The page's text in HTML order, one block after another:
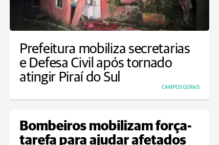
Prefeitura mobiliza secretarias
e Defesa Civil após tornado
atingir Piraí do Sul
CAMPOS GERAIS
Bombeiros mobilizam força-
tarefa para ajudar afetados